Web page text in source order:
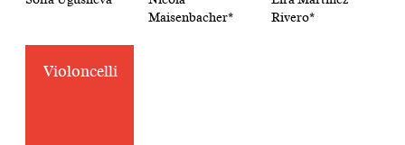
Maisenbacher*
Rivero*
Violoncelli